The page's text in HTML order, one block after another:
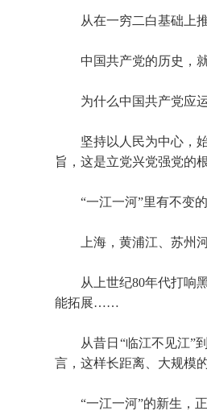
从在一穷二白基础上推
中国共产党的历史，就
为什么中国共产党应运
坚持以人民为中心，始
旨，这是立党兴党强党的
“一江一河”里有不变的
上海，黄浦江、苏州河
从上世纪80年代打响黑
能拓展……
从昔日“临江不见江”到
言，这样长距离、大规模
“一江一河”的新生，正